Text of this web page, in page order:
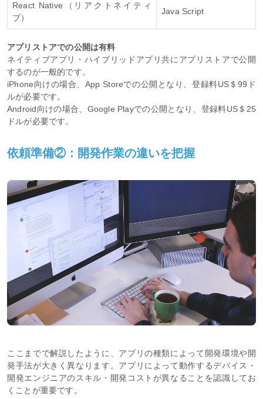
React Native（リアクトネイティ
ブ）
Java Script
アプリストアでの公開は有料
ネイティブアプリ・ハイブリッドアプリ共にアプリストアで公開
するのが一般的です。
iPhone向けの場合、App Storeでの公開となり、登録料US＄99ド
ルが必要です。
Android向けの場合、Google Playでの公開となり、登録料US＄25
ドルが必要です。
依頼準備②：開発作業の違いを把握
ここまでで解説したように、アプリの種類によって開発環境や開
発手法が大きく異なります。アプリによって動作するデバイス・
開発エンジニアのスキル・開発コストが異なることを認識してお
くことが重要です。